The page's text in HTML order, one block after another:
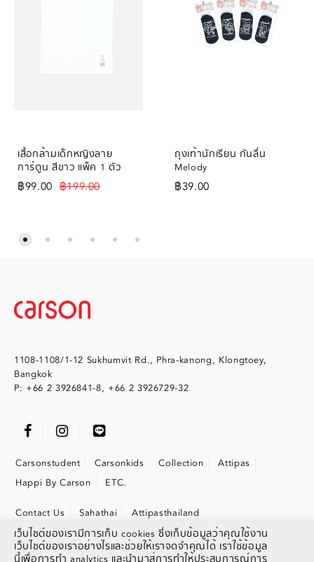
เสื้อกล้ามเด็กหญิงลาย
การ์ตูน สีขาว แพ็ค 1 ตัว
฿99.00 ฿199.00
ถุงเท้านักเรียน กันลื่น
Melody
฿39.00
1108-1108/1-12 Sukhumvit Rd., Phra-kanong, Klongtoey,
Bangkok
P: +66 2 3926841-8, +66 2 3926729-32
Carsonstudent Carsonkids Collection
Attipas
Happi By Carson
ETC.
Contact Us Sahathai
Attipasthailand
เว็บไซต์ของเรามีการเก็บ cookies ซึ่งเก็บข้อมูลว่าคุณใช้งาน
เว็บไซต์ของเราอย่างไรและช่วยให้เราจดจำคุณได้ เราใช้ข้อมูล
นี้เพื่อการทำ analytics และนำมาสู่การทำให้ประสบการณ์การ